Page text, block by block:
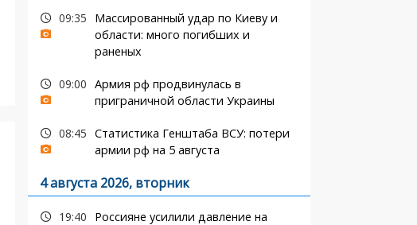
09:35
Массированный удар по Киеву и
области: много погибших и
раненых
09:00 Армия рф продвинулась в
приграничной области Украины
08:45 Статистика Генштаба ВСУ: потери
армии рф на 5 августа
4 августа 2026, вторник
19:40
Россияне усилили давление на